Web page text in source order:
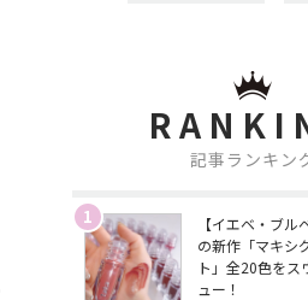
記事ランキン
1
【イエベ・ブル
の新作「マキシ
ト」全20色をス
ュー！